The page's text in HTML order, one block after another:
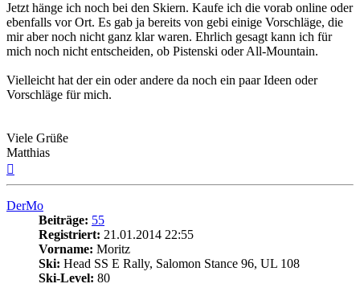
Jetzt hänge ich noch bei den Skiern. Kaufe ich die vorab online oder
ebenfalls vor Ort. Es gab ja bereits von gebi einige Vorschläge, die
mir aber noch nicht ganz klar waren. Ehrlich gesagt kann ich für
mich noch nicht entscheiden, ob Pistenski oder All-Mountain.
Vielleicht hat der ein oder andere da noch ein paar Ideen oder
Vorschläge für mich.
Viele Grüße
Matthias
oben
DerMo
Beiträge: 55
Registriert: 21.01.2014 22:55
Vorname: Moritz
Ski: Head SS E Rally, Salomon Stance 96, UL 108
Ski-Level: 80